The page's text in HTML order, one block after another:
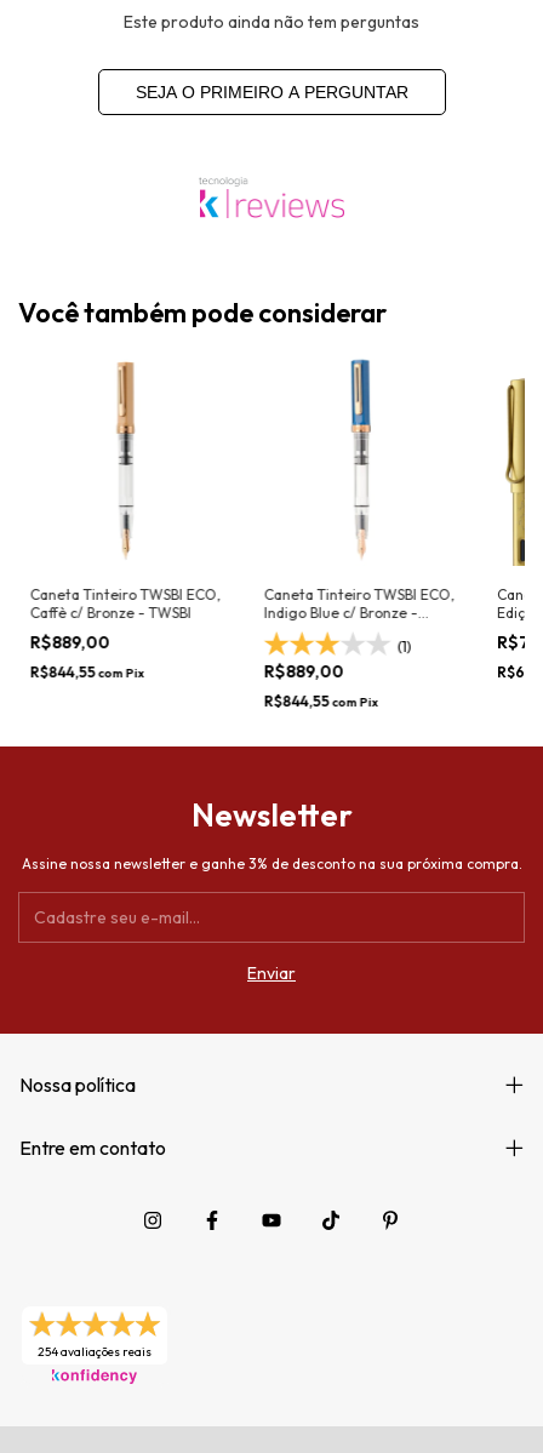
Este produto ainda não tem perguntas
SEJA O PRIMEIRO A PERGUNTAR
Você também pode considerar
Caneta Tinteiro TWSBI ECO,
Caffè c/ Bronze - TWSBI
R$889,00
R$844,55com Pix
Caneta Tinteiro TWSBI ECO,
Indigo Blue c/ Bronze -
TWSBI
(1)
R$889,00
R$844,55com Pix
Newsletter
Assine nossa newsletter e ganhe 3% de desconto na sua próxima compra.
Nossa política
Entre em contato
254 avaliações reais